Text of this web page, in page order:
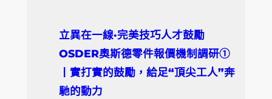
立異在一線·完美技巧人才鼓勵
OSDER奧斯德零件報價機制調研①
丨實打實的鼓勵，給足“頂尖工人”奔
馳的動力